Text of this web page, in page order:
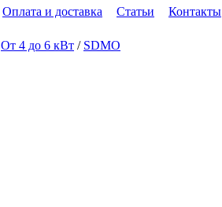
Оплата и доставка Статьи
Контакты
От 4 до 6 кВт / SDMO